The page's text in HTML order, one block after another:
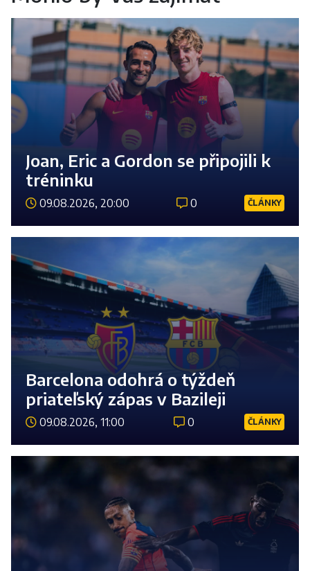
Joan, Eric a Gordon se připojili k
tréninku
09.08.2026, 20:00 0 ČLÁNKY
Barcelona odohrá o týždeň
priateľský zápas v Bazileji
09.08.2026, 11:00 0 ČLÁNKY